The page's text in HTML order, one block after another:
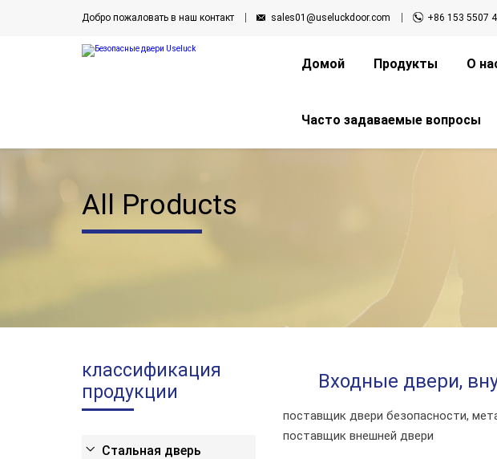
Добро пожаловать в наш контакт sales01@useluckdoor.com +86 153 5507
Домой Продукты О
Часто задаваемые вопросы
All Products
классификация
продукции
Стальная дверь
Входные двери,
поставщик двери безопасности,
поставщик внешней двери